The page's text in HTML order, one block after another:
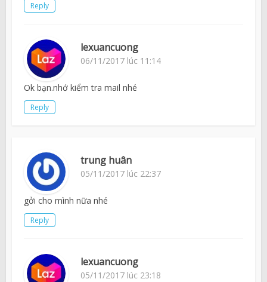
Reply
lexuancuong
06/11/2017 lúc 11:14
Ok bạn.nhớ kiểm tra mail nhé
Reply
trung huân
05/11/2017 lúc 22:37
gởi cho mình nữa nhé
Reply
lexuancuong
05/11/2017 lúc 23:18